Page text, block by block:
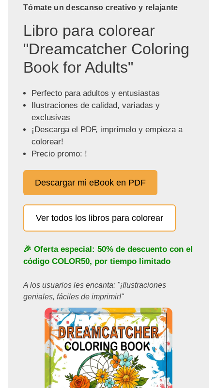
Tómate un descanso creativo y relajante
Libro para colorear
"Dreamcatcher Coloring
Book for Adults"
Perfecto para adultos y entusiastas
Ilustraciones de calidad, variadas y
exclusivas
¡Descarga el PDF, imprímelo y empieza a
colorear!
Precio promo: !
Descargar mi eBook en PDF
Ver todos los libros para colorear
🎉 Oferta especial: 50% de descuento con el
código COLOR50, por tiempo limitado
A los usuarios les encanta: "¡Ilustraciones
geniales, fáciles de imprimir!"